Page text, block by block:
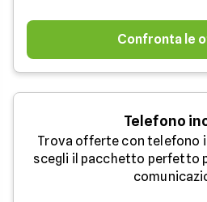
Confronta le
Telefono
Trova offerte con telefono
scegli il pacchetto perfetto